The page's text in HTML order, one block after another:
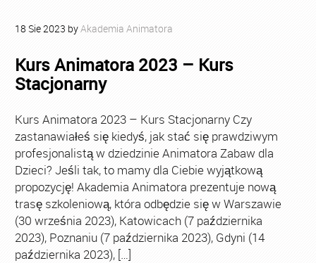
18 Sie2023 byAkademia Animatora
Kurs Animatora 2023 – Kurs
Stacjonarny
Kurs Animatora 2023 – Kurs Stacjonarny Czy
zastanawiałeś się kiedyś, jak stać się prawdziwym
profesjonalistą w dziedzinie Animatora Zabaw dla
Dzieci? Jeśli tak, to mamy dla Ciebie wyjątkową
propozycję! Akademia Animatora prezentuje nową
trasę szkoleniową, która odbędzie się w Warszawie
(30 września 2023), Katowicach (7 października
2023), Poznaniu (7 października 2023), Gdyni (14
października 2023), […]